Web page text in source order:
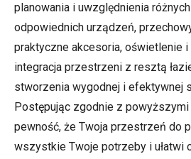
planowania i uwzględnienia
odpowiednich urządzeń,
praktyczne akcesoria, oświetlenie i
integracja przestrzeni z resztą
stworzenia wygodnej i efektywnej
Postępując zgodnie z
pewność, że Twoja przestrzeń do
wszystkie Twoje potrzeby i ułatwi